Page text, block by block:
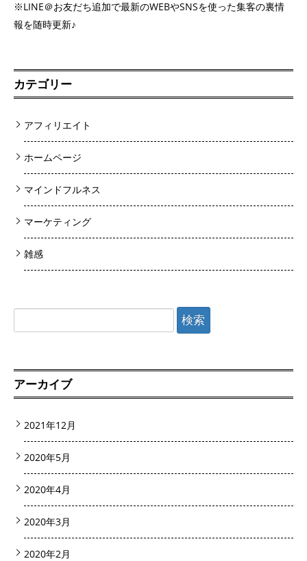
※LINE＠お友だち追加で最新のWEBやSNSを使った集客の裏情
報を随時更新♪
カテゴリー
アフィリエイト
ホームページ
マインドフルネス
マーケティング
雑感
索:
アーカイブ
2021年12月
2020年5月
2020年4月
2020年3月
2020年2月